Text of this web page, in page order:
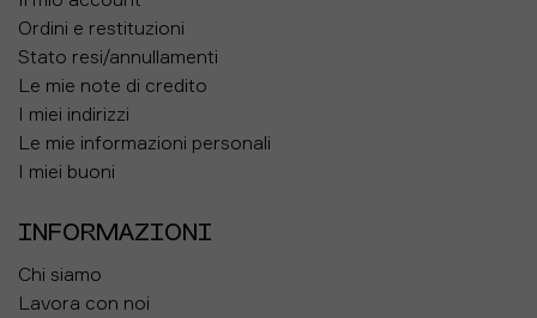
Ordini e restituzioni
Stato resi/annullamenti
Le mie note di credito
I miei indirizzi
Le mie informazioni personali
I miei buoni
INFORMAZIONI
Chi siamo
Lavora con noi